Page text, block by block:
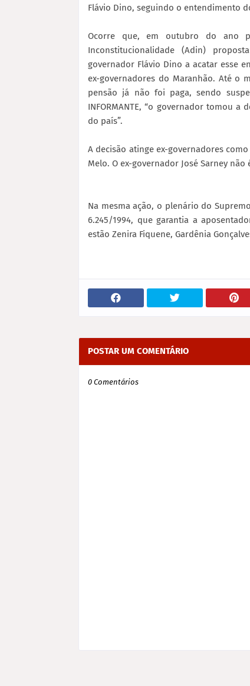
Flávio Dino, seguindo o entendimento
Ocorre que, em outubro do ano
Inconstitucionalidade (Adin)
governador Flávio Dino a acatar esse
ex-governadores do Maranhão. Até o
pensão já não foi paga, sendo
INFORMANTE, “o governador tomou
do país”.
A decisão atinge ex-governadores
Melo. O ex-governador José Sarney
Na mesma ação, o plenário do
6.245/1994, que garantia a
estão Zenira Fiquene, Gardênia
POSTAR UM COMENTÁRIO
0 Comentários